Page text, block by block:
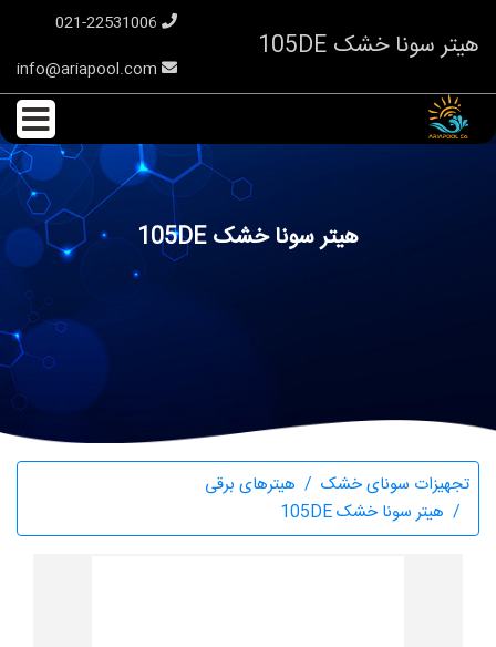
هیتر سونا خشک 105DE
هیتر سونا خشک 105DE
تجهیزات سونای خشک
هیترهای برقی
هیتر سونا خشک 105DE